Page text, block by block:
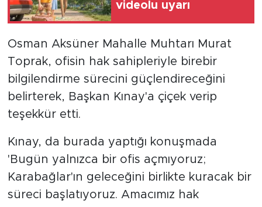
videolu uyarı
Osman Aksüner Mahalle Muhtarı Murat
Toprak, ofisin hak sahipleriyle birebir
bilgilendirme sürecini güçlendireceğini
belirterek, Başkan Kınay'a çiçek verip
teşekkür etti.
Kınay, da burada yaptığı konuşmada
'Bugün yalnızca bir ofis açmıyoruz;
Karabağlar'ın geleceğini birlikte kuracak bir
süreci başlatıyoruz. Amacımız hak